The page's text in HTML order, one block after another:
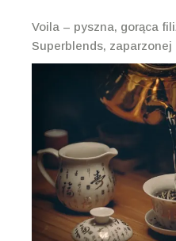
Voila – pyszna, gorąca
Superblends, zaparzonej